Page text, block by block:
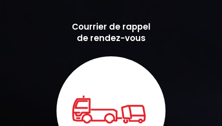
Courrier de rappel
de rendez-vous